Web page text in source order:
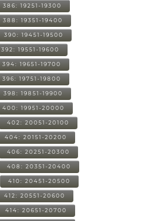
386: 19251-19300
388: 19351-19400
390: 19451-19500
392: 19551-19600
394: 19651-19700
396: 19751-19800
398: 19851-19900
400: 19951-20000
402: 20051-20100
404: 20151-20200
406: 20251-20300
408: 20351-20400
410: 20451-20500
412: 20551-20600
414: 20651-20700